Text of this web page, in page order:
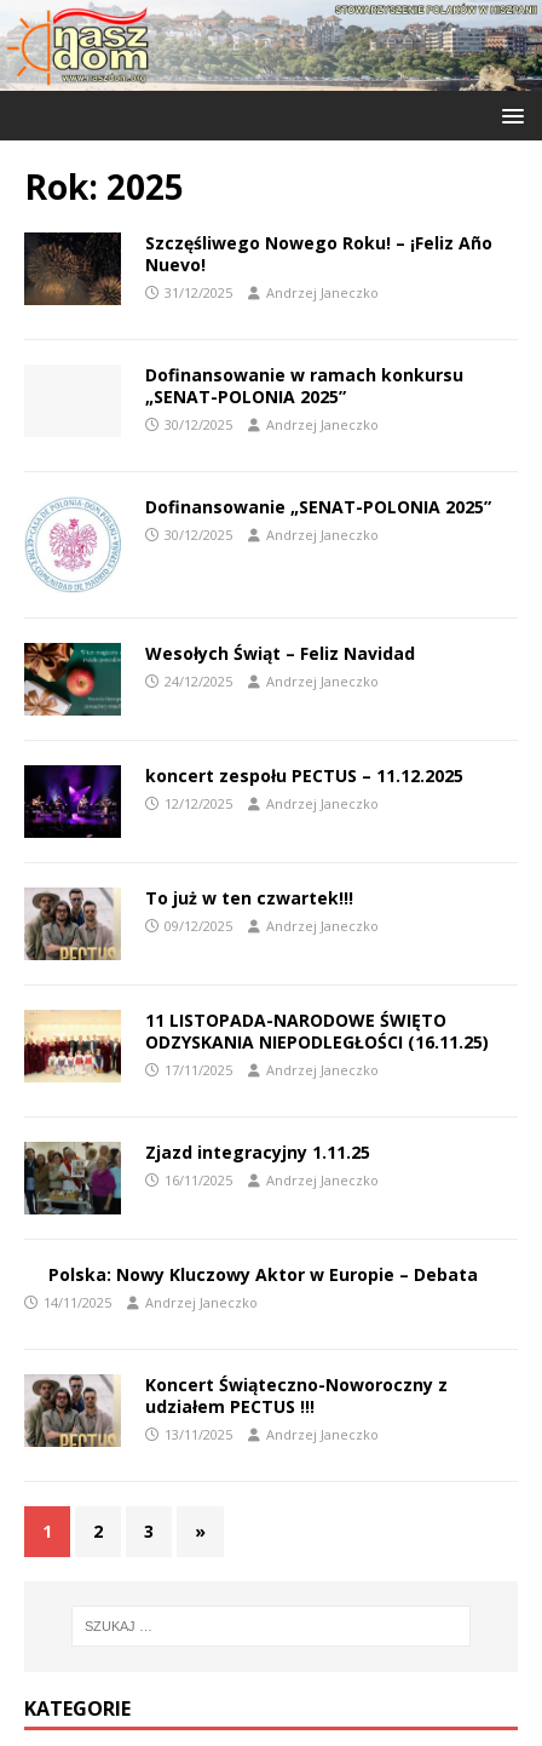
Rok: 2025
Szczęśliwego Nowego Roku! – ¡Feliz Año
Nuevo!
31/12/2025 Andrzej Janeczko
Dofinansowanie w ramach konkursu
„SENAT-POLONIA 2025”
30/12/2025 Andrzej Janeczko
Dofinansowanie „SENAT-POLONIA 2025”
30/12/2025 Andrzej Janeczko
Wesołych Świąt – Feliz Navidad
24/12/2025 Andrzej Janeczko
koncert zespołu PECTUS – 11.12.2025
12/12/2025 Andrzej Janeczko
To już w ten czwartek!!!
09/12/2025 Andrzej Janeczko
11 LISTOPADA-NARODOWE ŚWIĘTO
ODZYSKANIA NIEPODLEGŁOŚCI (16.11.25)
17/11/2025 Andrzej Janeczko
Zjazd integracyjny 1.11.25
16/11/2025 Andrzej Janeczko
Polska: Nowy Kluczowy Aktor w Europie – Debata
14/11/2025 Andrzej Janeczko
Koncert Świąteczno-Noworoczny z
udziałem PECTUS !!!
13/11/2025 Andrzej Janeczko
1 2 3 »
KATEGORIE